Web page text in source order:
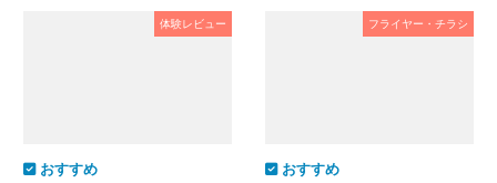
体験レビュー
おすすめ
フライヤー・チラシ
おすすめ